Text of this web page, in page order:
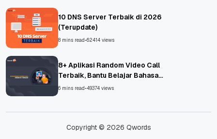
10 DNS Server Terbaik di 2026
(Terupdate)
8 mins read•62414 views
8+ Aplikasi Random Video Call
Terbaik, Bantu Belajar Bahasa
Asing!
6 mins read•49374 views
Copyright © 2026 Qwords